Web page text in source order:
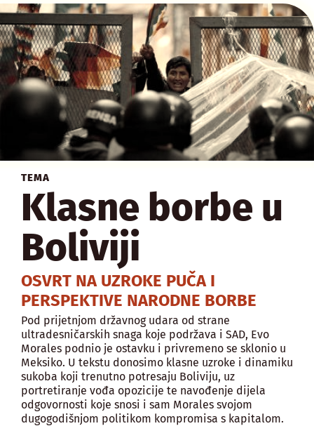
TEMA
Klasne borbe u
Boliviji
OSVRT NA UZROKE PUČA I
PERSPEKTIVE NARODNE BORBE
Pod prijetnjom državnog udara od strane
ultradesničarskih snaga koje podržava i SAD, Evo
Morales podnio je ostavku i privremeno se sklonio u
Meksiko. U tekstu donosimo klasne uzroke i dinamiku
sukoba koji trenutno potresaju Boliviju, uz
portretiranje vođa opozicije te navođenje dijela
odgovornosti koje snosi i sam Morales svojom
dugogodišnjom politikom kompromisa s kapitalom.